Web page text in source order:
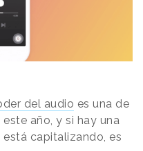
del audio es una de
año, y si hay una
capitalizando, es